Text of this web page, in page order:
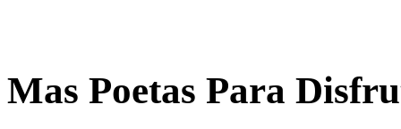
Mas Poetas Para